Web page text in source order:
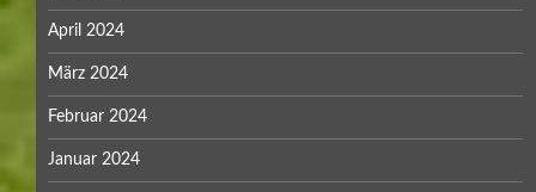
April 2024
März 2024
Februar 2024
Januar 2024